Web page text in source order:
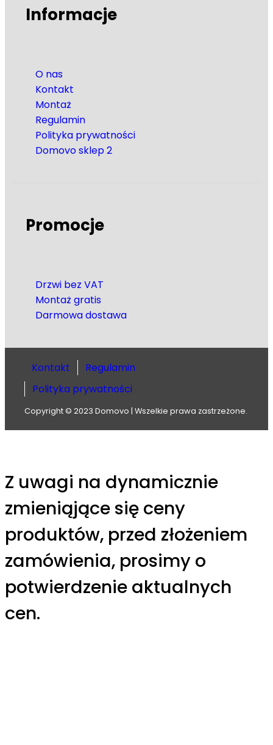
Informacje
O nas
Kontakt
Montaż
Regulamin
Polityka prywatności
Domovo sklep 2
Promocje
Drzwi bez VAT
Montaż gratis
Darmowa dostawa
Kontakt
Regulamin
Polityka prywatności
Copyright © 2023 Domovo | Wszelkie prawa zastrzeżone.
Z uwagi na dynamicznie
zmieniąjące się ceny
produktów, przed złożeniem
zamówienia, prosimy o
potwierdzenie aktualnych
cen.